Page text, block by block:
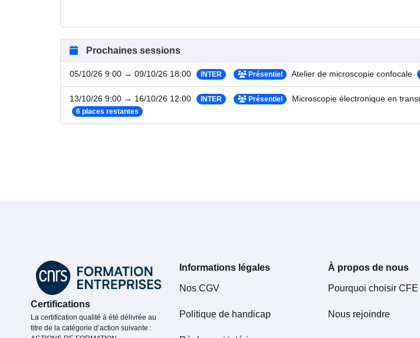
Prochaines sessions
05/10/26 9:00 → 09/10/26 18:00 INTER Présentiel Atelier de microscopie confocale
13/10/26 9:00 → 16/10/26 12:00 INTER Présentiel Microscopie électronique en
6 places restantes
Certifications
La certification qualité à été délivrée au
titre de la catégorie d’action suivante :
Informations légales
Nos CGV
Politique de handicap
À propos de nous
Pourquoi choisir CFE
Nous rejoindre